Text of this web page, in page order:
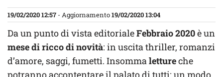
19/02/2020 12:57 - Aggiornamento19/02/2020 13:04
Da un punto di vista editorialeFebbraio 2020è un
mese di ricco di novità: in uscita thriller, romanzi
d’amore, saggi, fumetti. Insommalettureche